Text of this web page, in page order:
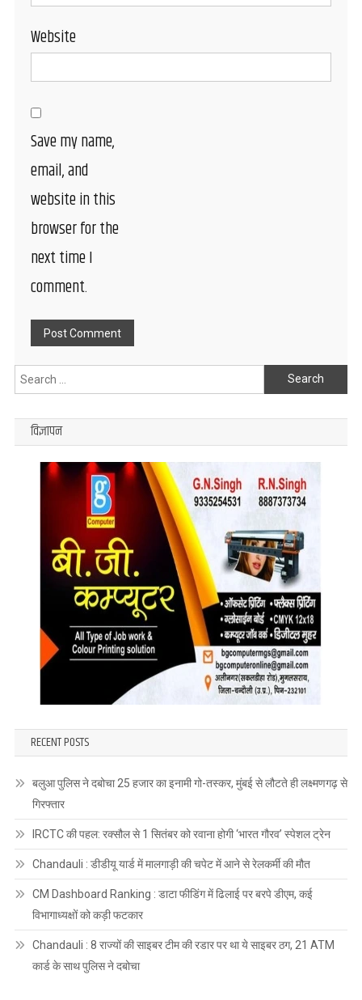
Website
Save my name,
email, and
website in this
browser for the
next time I
comment.
Search
for:
विज्ञापन
RECENT POSTS
बलुआ पुलिस ने दबोचा 25 हजार का इनामी गो-तस्कर, मुंबई से लौटते ही लक्ष्मणगढ़ से
गिरफ्तार
IRCTC की पहल: रक्सौल से 1 सितंबर को रवाना होगी ‘भारत गौरव’ स्पेशल ट्रेन
Chandauli : डीडीयू यार्ड में मालगाड़ी की चपेट में आने से रेलकर्मी की मौत
CM Dashboard Ranking : डाटा फीडिंग में ढिलाई पर बरपे डीएम, कई
विभागाध्यक्षों को कड़ी फटकार
Chandauli : 8 राज्यों की साइबर टीम की रडार पर था ये साइबर ठग, 21 ATM
कार्ड के साथ पुलिस ने दबोचा